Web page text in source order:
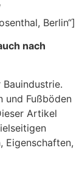
Berlin“]
nach
und Fußböden
Artikel
Eigenschaften,